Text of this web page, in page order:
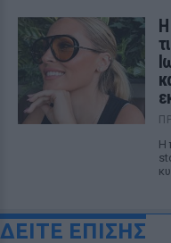
Η
ΔΕΙΤΕ ΕΠΙΣΗΣ